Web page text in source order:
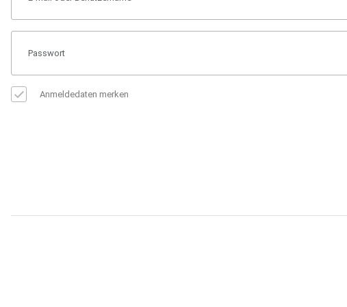
Anmeldedaten merken